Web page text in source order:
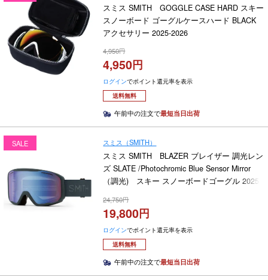
スミス SMITH GOGGLE CASE HARD スキー
スノーボード ゴーグルケースハード BLACK
アクセサリー 2025-2026
4,950
4,950
ログインでポイント還元率を表示
送料無料
午前中の注文で最短当日出荷
SALE スミス（SMITH）
スミス SMITH BLAZER ブレイザー 調光レン
ズ SLATE /Photochromic Blue Sensor Mirror
（調光) スキー スノーボードゴーグル 2025-
24,750
19,800
ログインでポイント還元率を表示
送料無料
午前中の注文で最短当日出荷